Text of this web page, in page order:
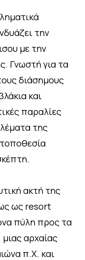
την
με την
Γνωστή για τα
διάσημους
και
παραλίες
της
ακτή της
ως resort
πύλη προς τα
αρχαίας
π.Χ. και